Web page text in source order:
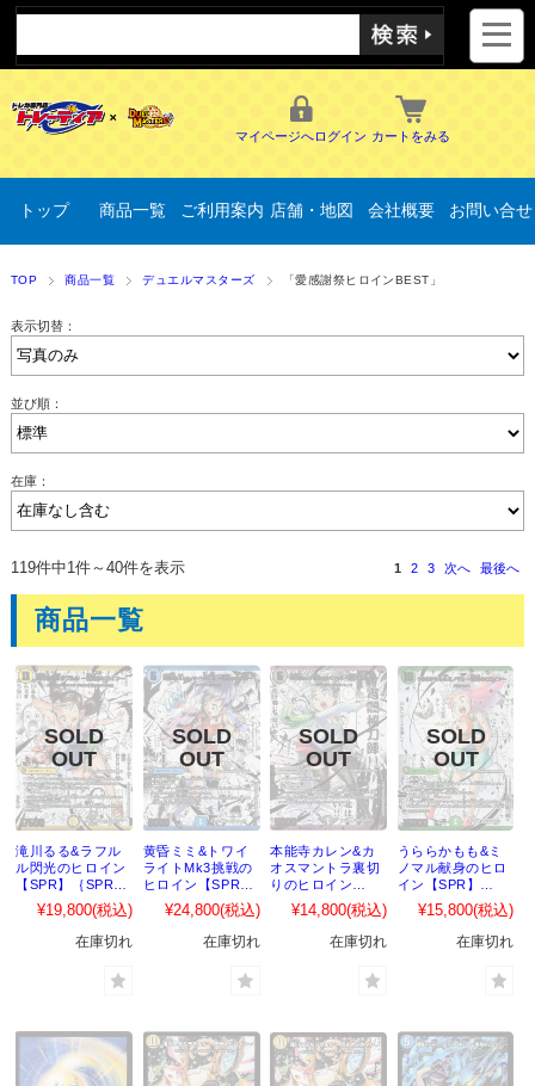
マイページへログイン カートをみる
トップ 商品一覧 ご利用案内 店舗・地図 会社概要 お問い合せ
TOP 商品一覧 デュエルマスターズ 「愛感謝祭ヒロインBEST」
表示切替：
並び順：
在庫：
119件中1件～40件を表示 1 2 3 次へ 最後へ
商品一覧
滝川るる&ラフル
ル閃光のヒロイン
【SPR】｛SPR秘
1超/SPR秘5｝
［25EX1］
¥19,800(税込)
在庫切れ
黄昏ミミ&トワイ
ライトMk3挑戦の
ヒロイン【SPR】
｛SPR秘2超/SPR
秘5｝［25EX1］
¥24,800(税込)
在庫切れ
本能寺カレン&カ
オスマントラ裏切
りのヒロイン
【SPR】｛SPR秘
3超/SPR秘5｝
［25EX1］
¥14,800(税込)
在庫切れ
うららかもも&ミ
ノマル献身のヒロ
イン【SPR】
｛SPR秘4超/SPR
秘5｝［25EX1］
¥15,800(税込)
在庫切れ